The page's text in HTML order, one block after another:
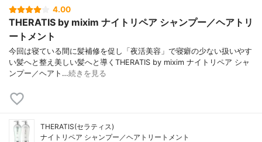
4.00
THERATIS by mixim ナイトリペア シャンプー／ヘアトリ
ートメント
今回は寝ている間に髪補修を促し「夜活美容」で寝癖の少ない扱いやす
い髪へと整え美しい髪へと導くTHERATIS by mixim ナイトリペア シャ
ンプー／ヘアト…続きを見る
THERATIS(セラティス)
ナイトリペア シャンプー／ヘアトリートメント